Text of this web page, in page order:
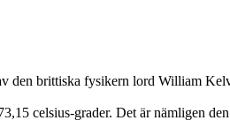
den brittiska fysikern lord William
celsius-grader. Det är nämligen